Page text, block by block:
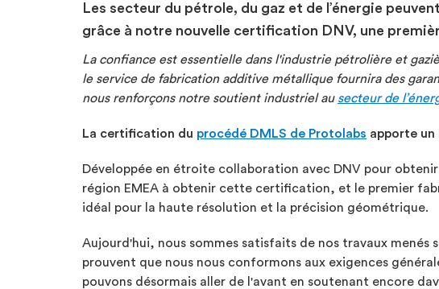
Les secteur du pétrole, du gaz et de l’énergie
grâce à notre nouvelle certification DNV, une
La confiance est essentielle dans l'industrie pétrolière et
le service de fabrication additive métallique fournira des
nous renforçons notre soutient industriel au secteur de
La certification du procédé DMLS de Protolabs apporte un
Développée en étroite collaboration avec DNV pour
région EMEA à obtenir cette certification, et le premier
idéal pour la haute résolution et la précision géométrique.
Aujourd'hui, nous sommes satisfaits de nos travaux
prouvent que nous nous conformons aux exigences
pouvons désormais aller de l'avant en soutenant encore